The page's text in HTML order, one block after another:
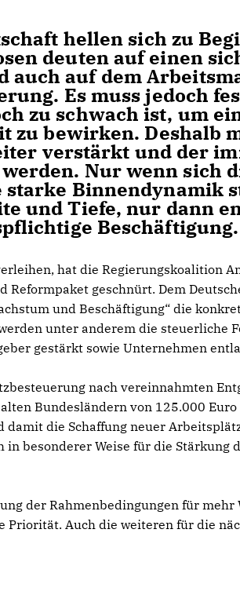
hellen sich zu
deuten auf einen
auch auf dem
Es muss jedoch
zu schwach ist, um
bewirken. Deshalb
verstärkt und der
Nur wenn sich
Binnendynamik
und Tiefe, nur dann
Beschäftigung.
hat die Regierungskoalition
geschnürt. Dem
und Beschäftigung“ die
unter anderem die steuerliche
gestärkt sowie Unternehmen
nach vereinnahmten
Bundesländern von 125.000 Euro
die Schaffung neuer
besonderer Weise für die Stärkung
der Rahmenbedingungen für mehr
Auch die weiteren für die